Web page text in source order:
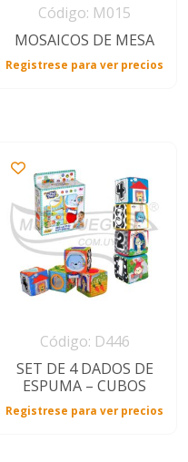
Código: M015
MOSAICOS DE MESA
Registrese para ver precios
Código: D446
SET DE 4 DADOS DE
ESPUMA – CUBOS
Registrese para ver precios